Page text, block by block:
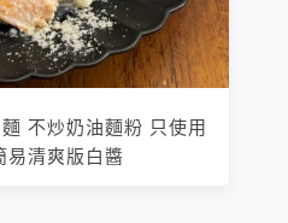
不炒奶油麵粉 只使用
易清爽版白醬